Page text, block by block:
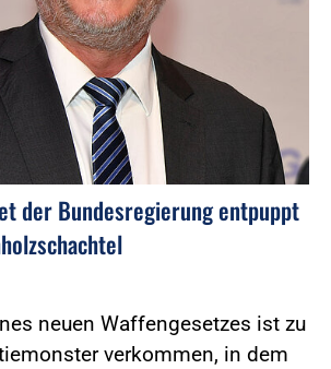
der Bundesregierung entpuppt
neuen Waffengesetzes ist zu
verkommen, in dem